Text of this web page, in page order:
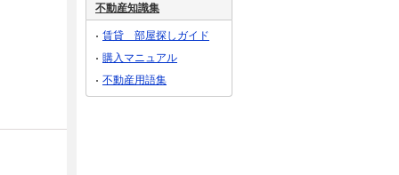
不動産知識集
賃貸 部屋探しガイド
購入マニュアル
不動産用語集